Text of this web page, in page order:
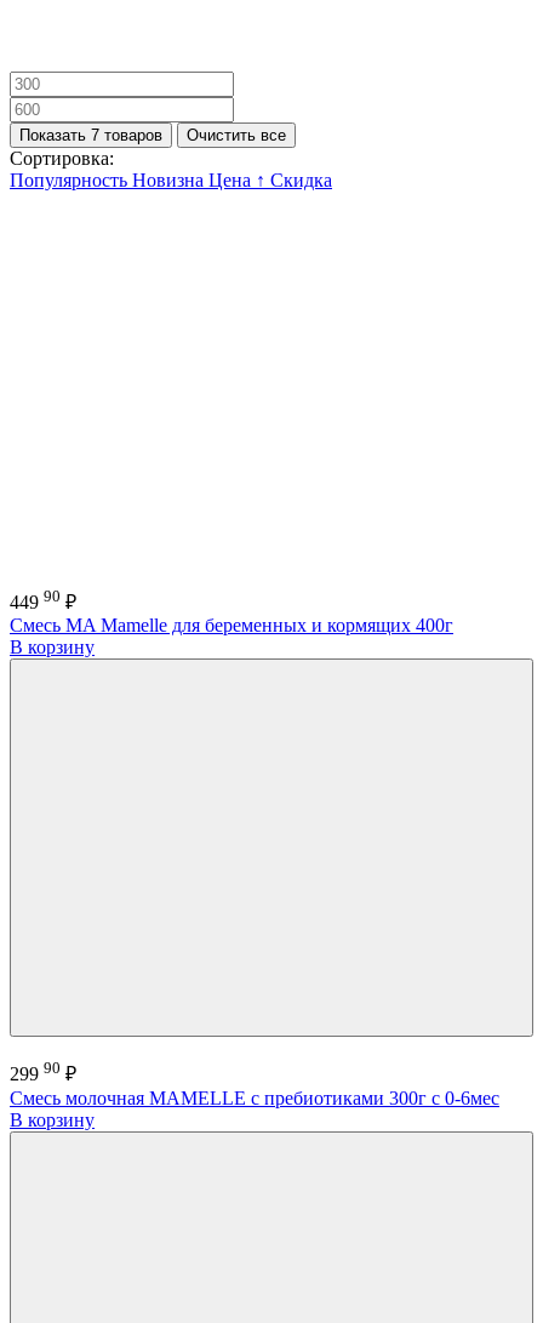
Показать 7 товаров Очистить все
Сортировка:
Популярность Новизна Цена ↑ Скидка
449 90 ₽
Смесь MA Mamelle для беременных и кормящих 400г
В корзину
299 90 ₽
Смесь молочная MAMELLE с пребиотиками 300г с 0-6мес
В корзину